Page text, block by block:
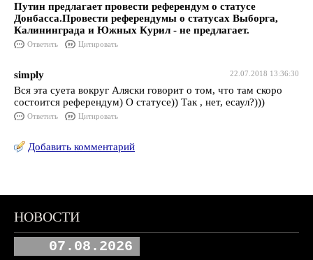
Путин предлагает провести референдум о статусе
Донбасса.Провести референдумы о статусах Выборга,
Калининграда и Южных Курил - не предлагает.
Ответить Цитировать
22.07.2018 13:36:30
simply
Вся эта суета вокруг Аляски говорит о том, что там скоро
состоится референдум) О статусе)) Так , нет, есаул?)))
Ответить Цитировать
Добавить комментарий
НОВОСТИ
07.08.2026